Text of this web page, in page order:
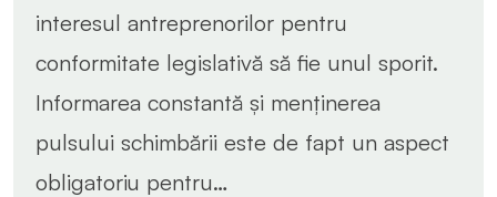
interesul antreprenorilor pentru
conformitate legislativă să fie unul sporit.
Informarea constantă și menținerea
pulsului schimbării este de fapt un aspect
obligatoriu pentru…